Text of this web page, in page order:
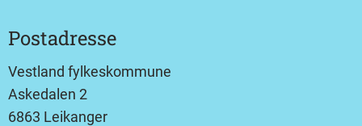
Postadresse
Vestland fylkeskommune
Askedalen 2
6863 Leikanger